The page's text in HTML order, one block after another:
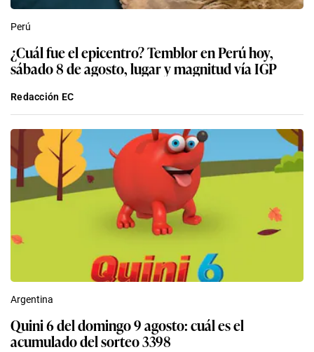
Perú
¿Cuál fue el epicentro? Temblor en Perú hoy,
sábado 8 de agosto, lugar y magnitud vía IGP
Redacción EC
Argentina
Quini 6 del domingo 9 agosto: cuál es el
acumulado del sorteo 3398